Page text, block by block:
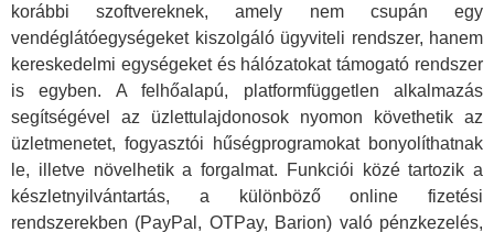
korábbi szoftvereknek, amely nem csupán egy
vendéglátóegységeket kiszolgáló ügyviteli rendszer, hanem
kereskedelmi egységeket és hálózatokat támogató rendszer
is egyben. A felhőalapú, platformfüggetlen alkalmazás
segítségével az üzlettulajdonosok nyomon követhetik az
üzletmenetet, fogyasztói hűségprogramokat bonyolíthatnak
le, illetve növelhetik a forgalmat. Funkciói közé tartozik a
készletnyilvántartás, a különböző online fizetési
rendszerekben (PayPal, OTPay, Barion) való pénzkezelés,